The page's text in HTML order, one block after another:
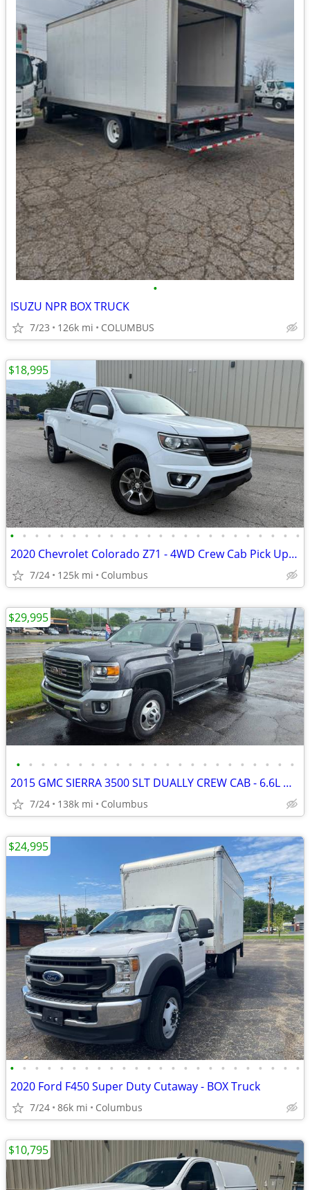
•
ISUZU NPR BOX TRUCK
7/23 126k mi COLUMBUS
• • • • • • • • • • • • • • • • • • • • • • • •
2020 Chevrolet Colorado Z71 - 4WD Crew Cab Pick Up Truck
7/24 125k mi Columbus
$18,995
• • • • • • • • • • • • • • • • • • • • • • •
2015 GMC SIERRA 3500 SLT DUALLY CREW CAB - 6.6L Diesel
7/24 138k mi Columbus
$29,995
• • • • • • • • • • • • • • • • • • • • • • • •
2020 Ford F450 Super Duty Cutaway - BOX Truck
7/24 86k mi Columbus
$24,995
$10,795